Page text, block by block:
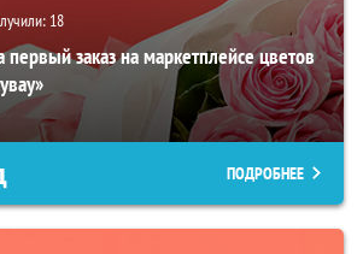
18
заказ на маркетплейсе цветов
ПОДРОБНЕЕ